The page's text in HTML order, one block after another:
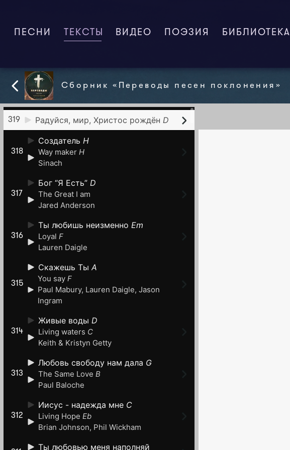
ПЕСНИ ТЕКСТЫ (CURRENT)
ВИДЕО ПОЭЗИЯ БИБЛИОТЕКА
Сборник «Переводы песен поклонения»
319 Радуйся, мир, Христос рождён D
318
Создатель H
Way maker H
Sinach
317
Бог “Я Есть” D
The Great I am
Jared Anderson
316
Ты любишь неизменно Em
Loyal F
Lauren Daigle
315
Скажешь Ты A
You say F
Paul Mabury, Lauren Daigle, Jason
Ingram
314
Живые воды D
Living waters C
Keith & Kristyn Getty
313
Любовь свободу нам дала G
The Same Love B
Paul Baloche
312
Иисус - надежда мне C
Living Hope Eb
Brian Johnson, Phil Wickham
Ты любовью меня наполняй